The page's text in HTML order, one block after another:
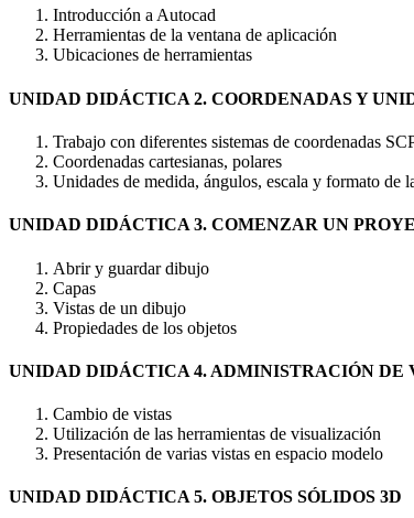
Introducción a Autocad
Herramientas de la ventana de aplicación
Ubicaciones de herramientas
UNIDAD DIDÁCTICA 2. COORDENADAS Y
Trabajo con diferentes sistemas de coordenadas
Coordenadas cartesianas, polares
Unidades de medida, ángulos, escala y formato de
UNIDAD DIDÁCTICA 3. COMENZAR UN
Abrir y guardar dibujo
Capas
Vistas de un dibujo
Propiedades de los objetos
UNIDAD DIDÁCTICA 4. ADMINISTRACIÓN DE
Cambio de vistas
Utilización de las herramientas de visualización
Presentación de varias vistas en espacio modelo
UNIDAD DIDÁCTICA 5. OBJETOS SÓLIDOS 3D